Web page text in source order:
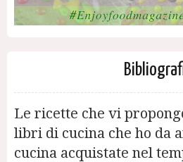
Le ricette che vi
libri di cucina che ho da
cucina acquistate nel